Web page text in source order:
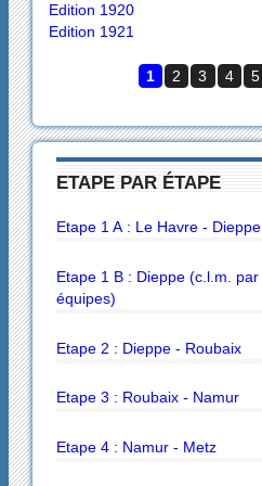
Edition 1920
Edition 1921
1 2 3 4 5
ETAPE PAR ÉTAPE
Etape 1 A : Le Havre - Dieppe
Etape 1 B : Dieppe (c.l.m. par
équipes)
Etape 2 : Dieppe - Roubaix
Etape 3 : Roubaix - Namur
Etape 4 : Namur - Metz